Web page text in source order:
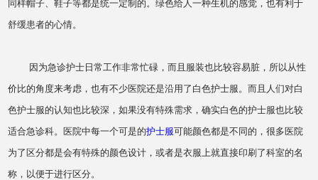
同样帽子、鞋子等都是统一定制的。绿色给人一种生机的感觉，也有利于
舒缓患者的心情。
因为急诊护士日常工作非常忙碌，而且服装也比较容易脏，所以从性
价比的角度来考虑，也有不少医院还是沿用了白色护士服。而且人们对白
色护士服的认知也比较深，如果没有特殊需求，确实白色的护士服也比较
适合急诊科。医院中每一个可是的护士服可能颜色都是不同的，很多医院
为了区分都是会有特殊的颜色设计，或者是衣服上就直接印刷了科室的名
称，以便于进行区分。